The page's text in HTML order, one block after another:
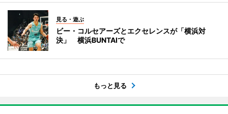
見る・遊ぶ
ビー・コルセアーズとエクセレンスが「横浜対
決」 横浜BUNTAIで
もっと見る